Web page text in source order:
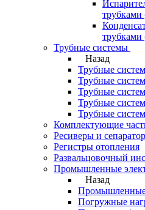
Трубные системы
Назад
Трубные
Трубные
Трубные
Трубные
Трубные
Комплектующие
Ресиверы и
Регистры отопления
Развальцовочный
Промышленные
Назад
Промышленные
Погружные